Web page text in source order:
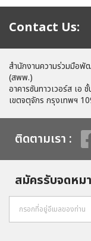
Contact Us:
สำนักงานความร่วมมือพั
(สพพ.)
อาคารซันทาวเวอร์ส เอ
เขตจตุจักร กรุงเทพฯ
ติดตามเรา :
สมัครรับจดหม